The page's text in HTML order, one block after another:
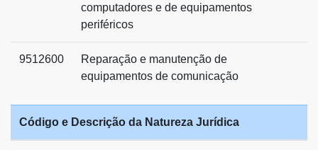
computadores e de equipamentos
periféricos
9512600
Reparação e manutenção de
equipamentos de comunicação
Código e Descrição da Natureza Jurídica